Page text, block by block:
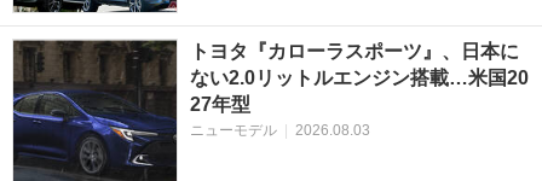
トヨタ『カローラスポーツ』、日本に
ない2.0リットルエンジン搭載…米国20
27年型
ニューモデル 2026.08.03